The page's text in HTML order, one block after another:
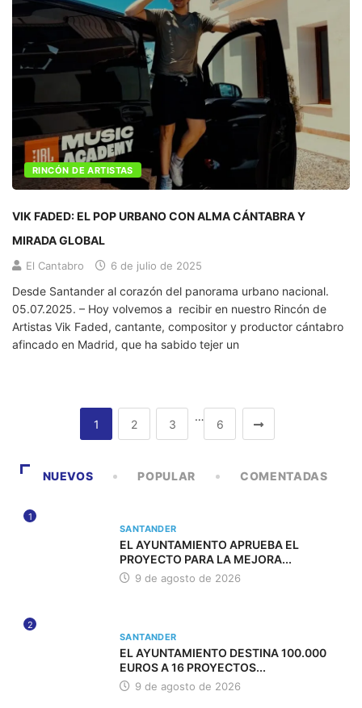
RINCÓN DE ARTISTAS
VIK FADED: EL POP URBANO CON ALMA CÁNTABRA Y
MIRADA GLOBAL
El Cantabro 6 de julio de 2025
Desde Santander al corazón del panorama urbano nacional.
05.07.2025. – Hoy volvemos a recibir en nuestro Rincón de
Artistas Vik Faded, cantante, compositor y productor cántabro
afincado en Madrid, que ha sabido tejer un
1 2 3
…
6
NUEVOS POPULAR COMENTADAS
1
SANTANDER
EL AYUNTAMIENTO APRUEBA EL
PROYECTO PARA LA MEJORA...
9 de agosto de 2026
2
SANTANDER
EL AYUNTAMIENTO DESTINA 100.000
EUROS A 16 PROYECTOS...
9 de agosto de 2026